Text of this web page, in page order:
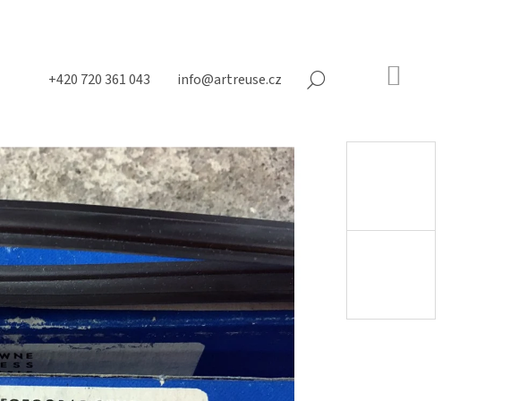
+420 720 361 043
info@artreuse.cz HLEDAT
Následující
MOLITAN Z TOVARNY NA MATRACE